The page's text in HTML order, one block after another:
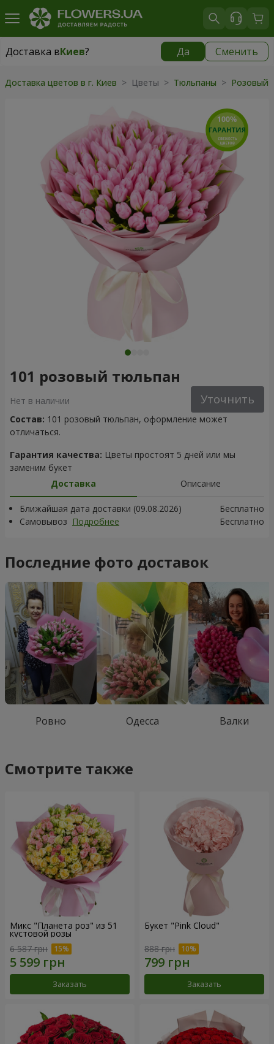
Доставка вКиев? Да Сменить
Доставка вКиев
Доставка цветов в г. Киев > Цветы > Тюльпаны > Розовый
101 розовый тюльпан
Нет в наличии Уточнить
Состав: 101 розовый тюльпан, оформление может
отличаться.
Гарантия качества: Цветы простоят 5 дней или мы
заменим букет
Доставка
Описание
Ближайшая дата доставки (09.08.2026)
Бесплатно
Самовывоз Подробнее Бесплатно
Последние фото доставок
Ровно Одесса Валки
Смотрите также
Микс "Планета роз" из 51
кустовой розы
6 587 грн
Заказать
Букет "Pink Cloud"
888 грн
Заказать